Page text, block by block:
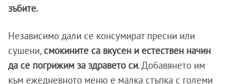
зъбите.
Независимо дали се консумират пресни или
сушени, смокините са вкусен и естествен начин
да се погрижим за здравето си. Добавянето им
към ежедневното меню е малка стъпка с големи